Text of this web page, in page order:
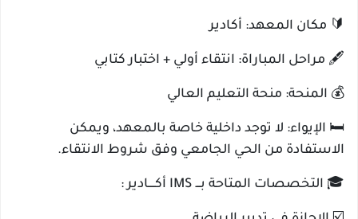
🔰 مكان المعهد: أكادير
🖋️ مراحل المباراة: انتقاء أولي + اختبار كتابي
💰 المنحة: منحة التعليم العالي
🛏️ الإيواء: لا توجد داخلية خاصة بالمعهد، ويمكن
الاستفادة من الحي الجامعي وفق شروط الانتقاء.
🎓 التخصصات المتاحة بـــ IMS أكــــادير :